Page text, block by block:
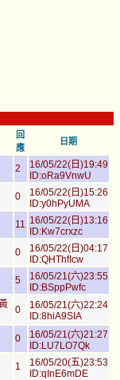
回
應
日期
2
16/05/22(日)19:49
ID:oRa9VnwU
0
16/05/22(日)15:26
ID:y0hPyUMA
11 16/05/22(日)13:16
ID:Kw7crxzc
0
16/05/22(日)04:17
ID:QHThfIcw
5
16/05/21(六)23:55
ID:BSppPwfc
0
16/05/21(六)22:24
ID:8hiA9SIA
0
16/05/21(六)21:27
ID:LU7LO7Qk
1
16/05/20(五)23:53
ID:qInE6mDE